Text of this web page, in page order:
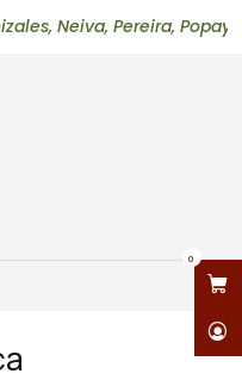
0
Neiva, Pereira, Popayán,